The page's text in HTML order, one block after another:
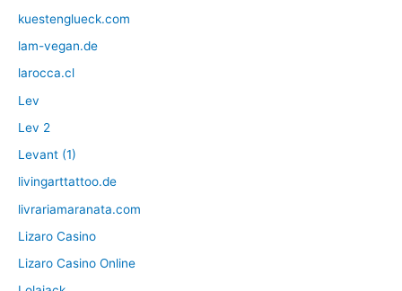
kuestenglueck.com
lam-vegan.de
larocca.cl
Lev
Lev 2
Levant (1)
livingarttattoo.de
livrariamaranata.com
Lizaro Casino
Lizaro Casino Online